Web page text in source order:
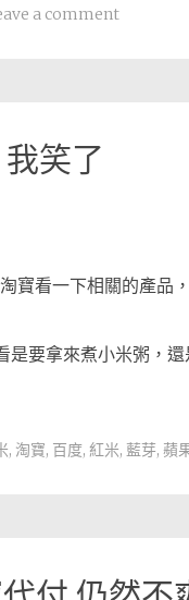
a comment
笑了
寶看一下相關的產品
要拿來煮小米粥，
, 淘寶, 百度, 紅米, 藍芽, 蘋